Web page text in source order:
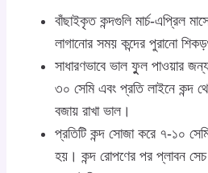
বাঁছাইকৃত কন্দগুলি মার্চ-এপ্রিল
লাগানোর সময় কন্দের পুরানো
সাধারণভাবে ভাল ফুুল পাওয়ার
৩০ সেমি এবং প্রতি লাইনে কন্দ
বজায় রাখা ভাল।
প্রতিটি কন্দ সোজা করে ৭-১০
হয়। কন্দ রোপণের পর প্লাবন সেচ